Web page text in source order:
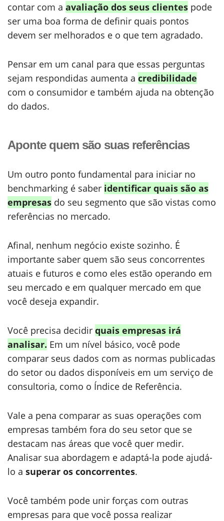
contar com a avaliação dos seus clientes pode
ser uma boa forma de definir quais pontos
devem ser melhorados e o que tem agradado.
Pensar em um canal para que essas perguntas
sejam respondidas aumenta a credibilidade
com o consumidor e também ajuda na obtenção
do dados.
Aponte quem são suas referências
Um outro ponto fundamental para iniciar no
benchmarking é saber identificar quais são as
empresas do seu segmento que são vistas como
referências no mercado.
Afinal, nenhum negócio existe sozinho. É
importante saber quem são seus concorrentes
atuais e futuros e como eles estão operando em
seu mercado e em qualquer mercado em que
você deseja expandir.
Você precisa decidir quais empresas irá
analisar. Em um nível básico, você pode
comparar seus dados com as normas publicadas
do setor ou dados disponíveis em um serviço de
consultoria, como o Índice de Referência.
Vale a pena comparar as suas operações com
empresas também fora do seu setor que se
destacam nas áreas que você quer medir.
Analisar sua abordagem e adaptá-la pode ajudá-
lo a superar os concorrentes.
Você também pode unir forças com outras
empresas para que você possa realizar